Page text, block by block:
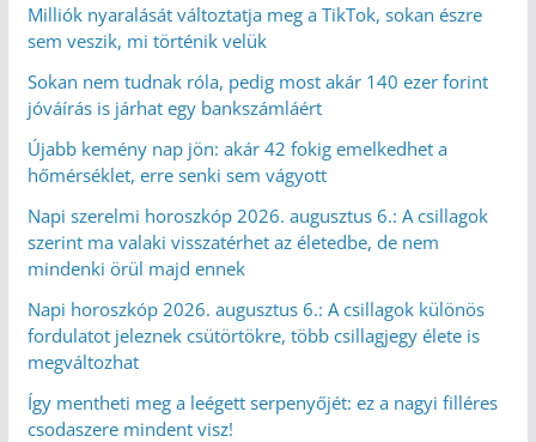
Milliók nyaralását változtatja meg a TikTok, sokan észre
sem veszik, mi történik velük
Sokan nem tudnak róla, pedig most akár 140 ezer forint
jóváírás is járhat egy bankszámláért
Újabb kemény nap jön: akár 42 fokig emelkedhet a
hőmérséklet, erre senki sem vágyott
Napi szerelmi horoszkóp 2026. augusztus 6.: A csillagok
szerint ma valaki visszatérhet az életedbe, de nem
mindenki örül majd ennek
Napi horoszkóp 2026. augusztus 6.: A csillagok különös
fordulatot jeleznek csütörtökre, több csillagjegy élete is
megváltozhat
Így mentheti meg a leégett serpenyőjét: ez a nagyi filléres
csodaszere mindent visz!